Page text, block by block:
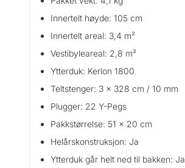
Innertelt høyde: 105 cm
Innertelt areal: 3,4 m²
Vestibyleareal: 2,8 m²
Ytterduk: Kerlon 1800
Teltstenger: 3 x 328 cm / 10 mm
Plugger: 22 Y-Pegs
Pakkstørrelse: 51 x 20 cm
Helårskonstruksjon: Ja
Ytterduk går helt ned til bakken: Ja